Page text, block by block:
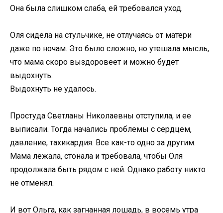
Она была слишком слаба, ей требовался уход.
Оля сидела на стульчике, не отлучаясь от матери
даже по ночам. Это было сложно, но утешала мысль,
что мама скоро выздоровеет и можно будет
выдохнуть.
Выдохнуть не удалось.
Простуда Светланы Николаевны отступила, и ее
выписали. Тогда начались проблемы с сердцем,
давление, тахикардия. Все как-то одно за другим.
Мама лежала, стонала и требовала, чтобы Оля
продолжала быть рядом с ней. Однако работу никто
не отменял.
И вот Ольга, как загнанная лошадь, в восемь утра